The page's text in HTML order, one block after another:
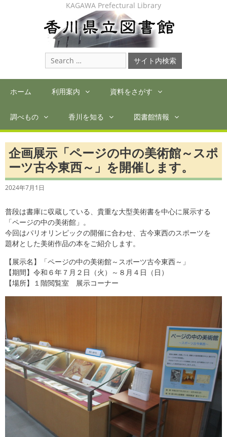
KAGAWA Prefectural Library
Search
for:
ホーム 利用案内 資料をさがす
調べもの 香川を知る 図書館情報
企画展示「ページの中の美術館～スポ
ーツ古今東西～」を開催します。
2024年7月1日
普段は書庫に収蔵している、貴重な大型美術書を中心に展示する
「ページの中の美術館」。
今回はパリオリンピックの開催に合わせ、古今東西のスポーツを
題材とした美術作品の本をご紹介します。
【展示名】「ページの中の美術館～スポーツ古今東西～」
【期間】令和６年７月２日（火）～８月４日（日）
【場所】１階閲覧室 展示コーナー